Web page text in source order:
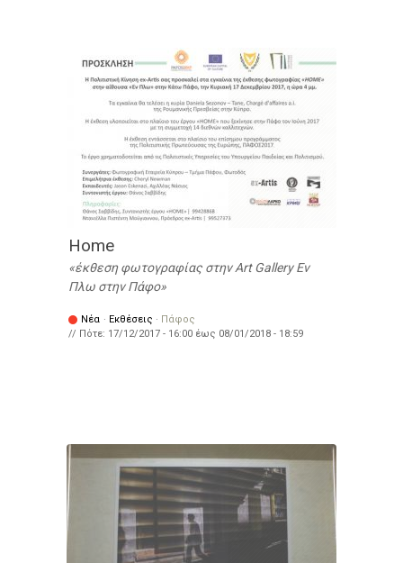
Home
έκθεση φωτογραφίας στην Art Gallery Εν
Πλω στην Πάφο
Νέα · Εκθέσεις · Πάφος
// Πότε: 17/12/2017 - 16:00 έως 08/01/2018 - 18:59